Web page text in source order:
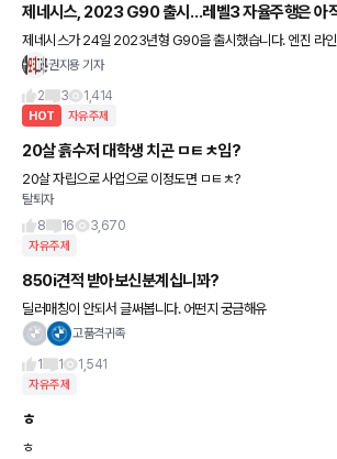
제네시스, 2023 G90 출시…레벨3 자율주행은 아
제네시스가 24일 2023년형 G90을 출시했습니다. 엔진 라인
변화를 주고 기본 사양을 강화했지만, 기대됐던 레벨3 자율주행
권지용 기자
2
3 1,414
HOT 자유주제
20살 흙수저 대학생 치곤 ㅁㅌㅊ임?
20살 자립으로 사업으로 이정도면 ㅁㅌㅊ?
탈퇴자
8
16 3,670
자유주제
850i견적 받아보신분계십니꽈?
딜러매칭이 안되서 글써봅니다. 어떤지 궁금해유
고품격귀족
1
1 1,541
자유주제
ㅎ
ㅎ